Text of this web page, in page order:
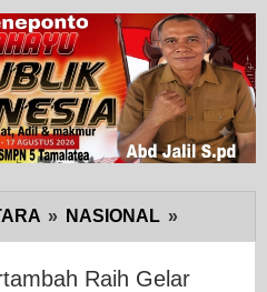
» NASIONAL »
Batu
Raih Gelar